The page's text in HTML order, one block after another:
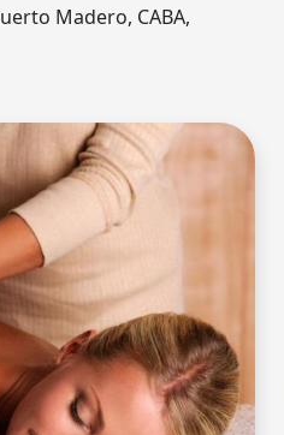
Madero, CABA,